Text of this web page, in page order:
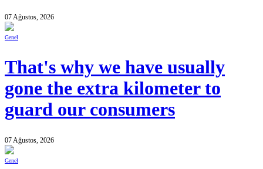
07 Ağustos, 2026
Genel
That's why we have usually
gone the extra kilometer to
guard our consumers
07 Ağustos, 2026
Genel